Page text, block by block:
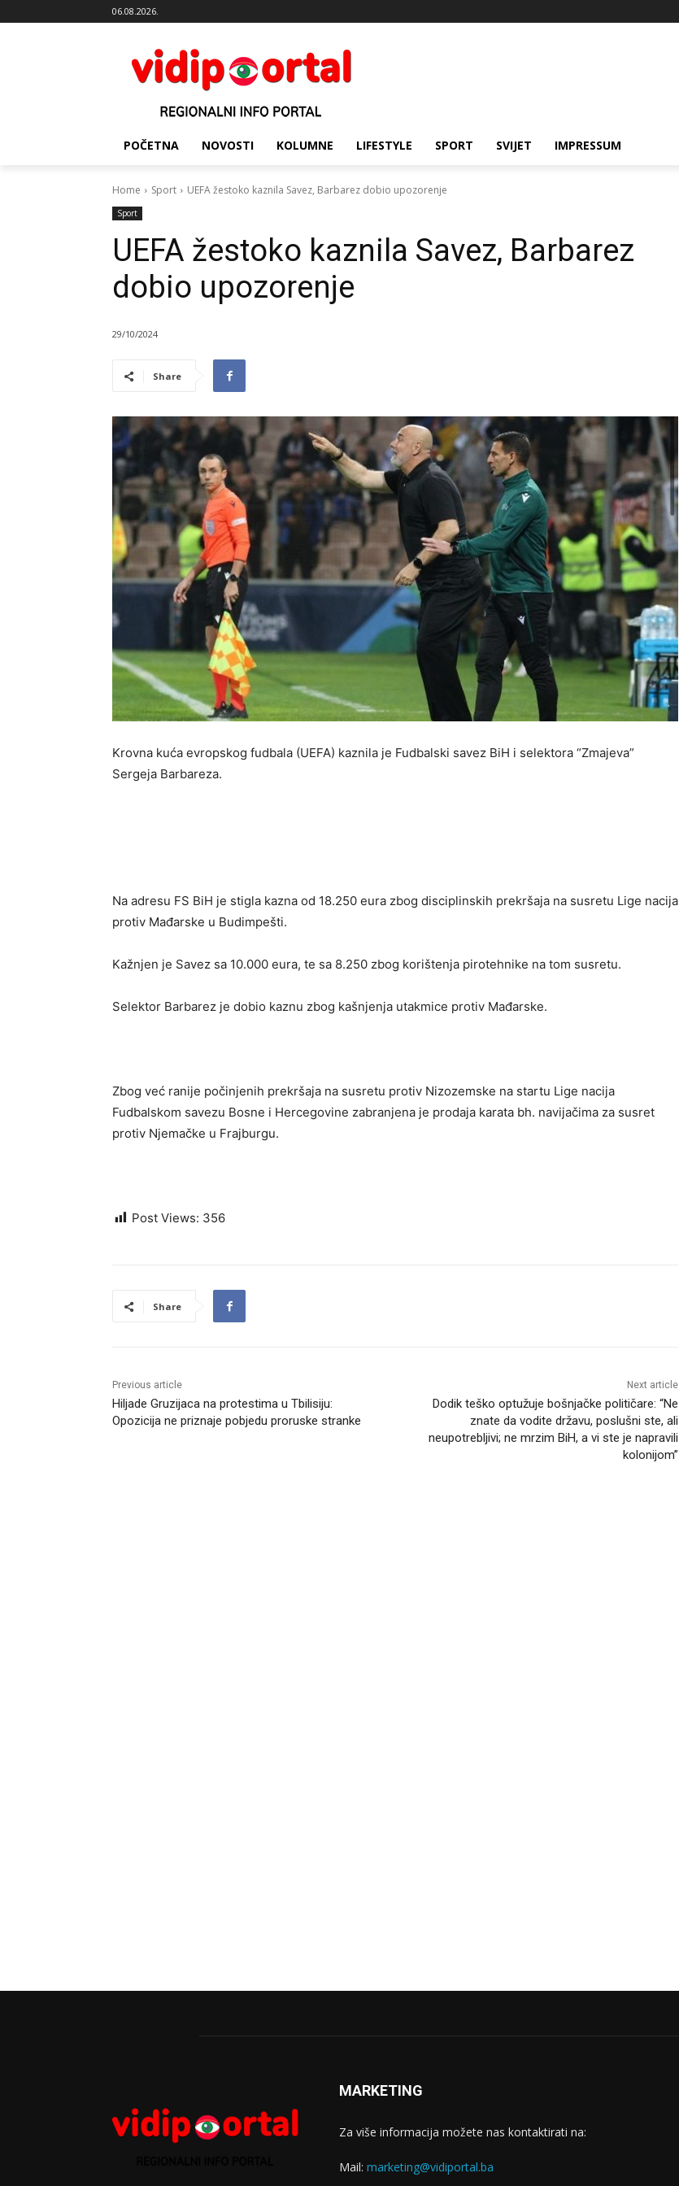
06.08.2026.
POČETNA NOVOSTI KOLUMNE LIFESTYLE SPORT SVIJET IMPRESSUM
Home Sport UEFA žestoko kaznila Savez, Barbarez dobio upozorenje
Sport
UEFA žestoko kaznila Savez, Barbarez
dobio upozorenje
29/10/2024
Share
Krovna kuća evropskog fudbala (UEFA) kaznila je Fudbalski savez BiH i selektora “Zmajeva”
Sergeja Barbareza.
Na adresu FS BiH je stigla kazna od 18.250 eura zbog disciplinskih prekršaja na susretu Lige nacija
protiv Mađarske u Budimpešti.
Kažnjen je Savez sa 10.000 eura, te sa 8.250 zbog korištenja pirotehnike na tom susretu.
Selektor Barbarez je dobio kaznu zbog kašnjenja utakmice protiv Mađarske.
Zbog već ranije počinjenih prekršaja na susretu protiv Nizozemske na startu Lige nacija
Fudbalskom savezu Bosne i Hercegovine zabranjena je prodaja karata bh. navijačima za susret
protiv Njemačke u Frajburgu.
Post Views: 356
Share
Previous article
Hiljade Gruzijaca na protestima u Tbilisiju:
Opozicija ne priznaje pobjedu proruske stranke
Next article
Dodik teško optužuje bošnjačke političare: “Ne
znate da vodite državu, poslušni ste, ali
neupotrebljivi; ne mrzim BiH, a vi ste je napravili
kolonijom”
MARKETING
Za više informacija možete nas kontaktirati na:
Mail: marketing@vidiportal.ba